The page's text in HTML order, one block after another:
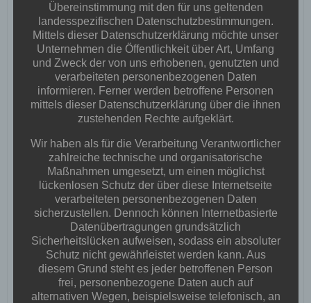
No Tag
Post
navigation
PREVIOUS POST
Post
navigation
NEXT POST
No responses yet
Schreibe einen Kommentar
Deine E-Mail-Adresse wird nicht veröffentlicht. Erforderliche
Felder sind mit*markiert
Kommentar*
Übereinstimmung mit den für uns geltenden
landesspezifischen Datenschutzbestimmungen.
Mittels dieser Datenschutzerklärung möchte unser
Unternehmen die Öffentlichkeit über Art, Umfang
und Zweck der von uns erhobenen, genutzten und
verarbeiteten personenbezogenen Daten
informieren. Ferner werden betroffene Personen
mittels dieser Datenschutzerklärung über die ihnen
zustehenden Rechte aufgeklärt.
Wir haben als für die Verarbeitung Verantwortlicher
zahlreiche technische und organisatorische
Maßnahmen umgesetzt, um einen möglichst
lückenlosen Schutz der über diese Internetseite
verarbeiteten personenbezogenen Daten
sicherzustellen. Dennoch können Internetbasierte
Datenübertragungen grundsätzlich
Sicherheitslücken aufweisen, sodass ein absoluter
Schutz nicht gewährleistet werden kann. Aus
diesem Grund steht es jeder betroffenen Person
frei, personenbezogene Daten auch auf
alternativen Wegen, beispielsweise telefonisch, an